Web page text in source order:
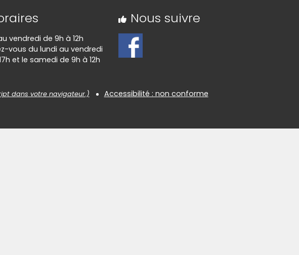
vendredi de 9h à 12h
vous du lundi au vendredi
et le samedi de 9h à 12h
Nous suivre
dans votre navigateur.)
Accessibilité : non conforme